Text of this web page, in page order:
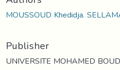
MOUSSOUD Khedidja.
Publisher
UNIVERSITE MOHAMED